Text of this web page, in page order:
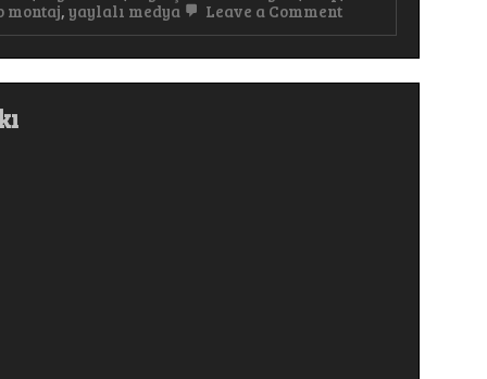
montaj, yaylalı medya Leave a Commenton
Gel
Türkçe